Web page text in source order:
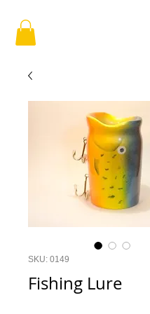
SKU: 0149
Fishing Lure